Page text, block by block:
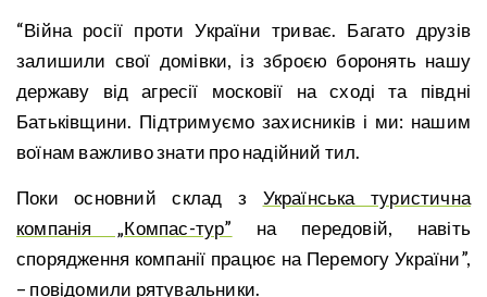
“Війна росії проти України триває. Багато друзів
залишили свої домівки, із зброєю боронять нашу
державу від агресії московії на сході та півдні
Батьківщини. Підтримуємо захисників і ми: нашим
воїнам важливо знати про надійний тил.
Поки основний склад з Українська туристична
компанія „Компас-тур” на передовій, навіть
спорядження компанії працює на Перемогу України”,
– повідомили рятувальники.